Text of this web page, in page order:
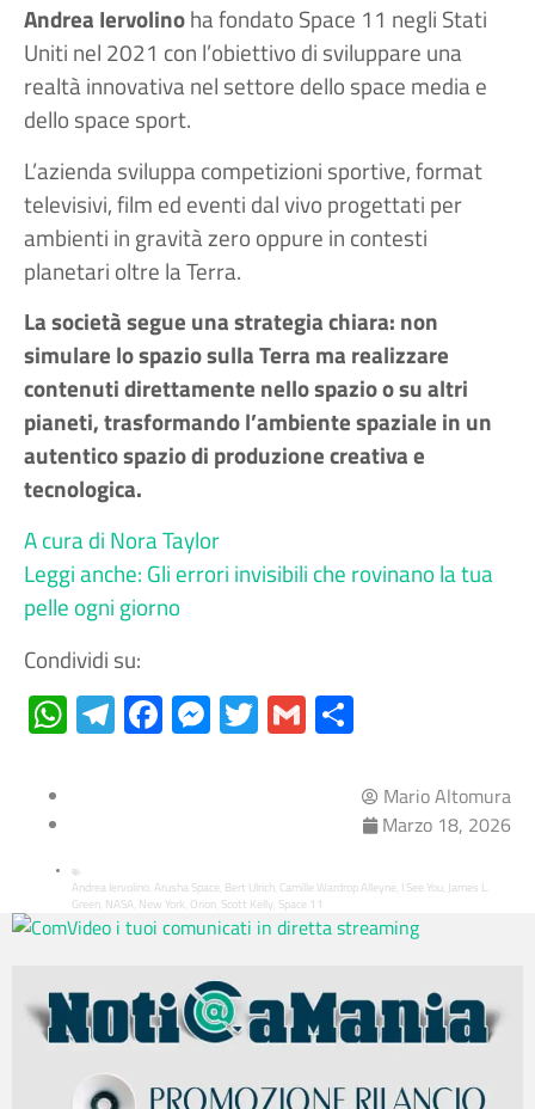
Andrea Iervolinoha fondato Space 11 negli Stati
Uniti nel 2021 con l’obiettivo di sviluppare una
realtà innovativa nel settore dello space media e
dello space sport.
L’azienda sviluppa competizioni sportive, format
televisivi, film ed eventi dal vivo progettati per
ambienti in gravità zero oppure in contesti
planetari oltre la Terra.
La società segue una strategia chiara: non
simulare lo spazio sulla Terra ma realizzare
contenuti direttamente nello spazio o su altri
pianeti, trasformando l’ambiente spaziale in un
autentico spazio di produzione creativa e
tecnologica.
A cura di Nora Taylor
Leggi anche: Gli errori invisibili che rovinano la tua
pelle ogni giorno
Condividi su:
WhatsApp
Telegram
Facebook
Messenger
Twitter
Gmail
Mario Altomura
Marzo 18, 2026
Andrea Iervolino Arusha Space Bert Ulrich Camille Wardrop Alleyne I See You James L.
Green NASA New York Orion Scott Kelly Space 11